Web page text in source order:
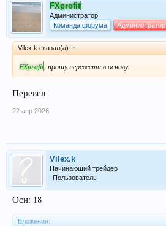
FXprofit
Администратор
Команда форума
Администратор
Vilex.k сказал(а): ↑
FXprofit, прошу перевести в основу.
Перевел
22 апр 2026
Vilex.k
Начинающий трейдер
Пользователь
Осн: 18
Вложения: